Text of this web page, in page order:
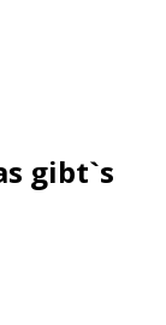
gibt`s